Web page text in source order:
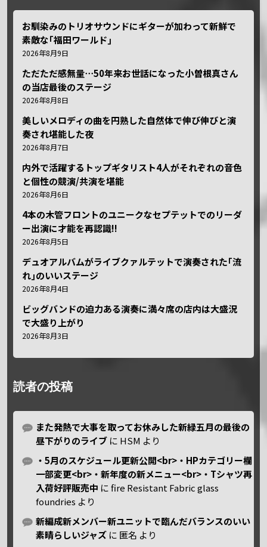
お馴染みのトリオサウンドにギターが加わって新鮮で
素敵な｢福田ワールド｣
2026年8月9日
ただただ感無量⋯50年来お世話になった小曽根真さん
の当店最後のステージ
2026年8月8日
美しいメロディの曲を円熟した自然体で伸び伸びと演
奏され堪能した夜
2026年8月7日
内外で活躍するトップギタリスト4人がそれぞれの音色
と個性の競演/共演を堪能
2026年8月6日
4本の木管フロントのユニークなセプテットでのリーダ
ー出演に才能を再認識!!
2026年8月5日
デュオアルバムがライブクァルテットで演奏された｢流
れ｣のいいステージ
2026年8月4日
ビッグバンドの迫力ある演奏に満々席の店内は大盛況
で大盛り上がり
2026年8月3日
読者の投稿
また発熱で大事を取ってお休みした新緑五月の最後の
昼下がりのライブ に HSM より
・5月のスケジュール更新公開<br>・HPカテゴリー欄
一部変更<br>・新年度の新メニュー<br>・Tシャツ再
入荷好評販売中 にfire Resistant Fabric glass
foundries より
新編成新メンバー新ユニットで臨んだバランスのいい
素晴らしいジャズ に 匿名 より